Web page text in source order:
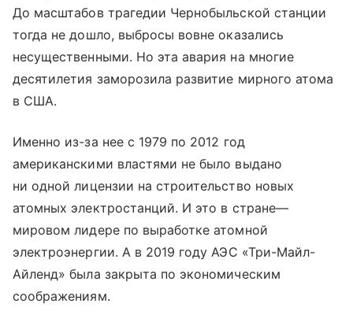
До масштабов трагедии Чернобыльской станции
тогда не дошло, выбросы вовне оказались
несущественными. Но эта авария на многие
десятилетия заморозила развитие мирного атома
в США.
Именно из-за нее с 1979 по 2012 год
американскими властями не было выдано
ни одной лицензии на строительство новых
атомных электростанций. И это в стране—
мировом лидере по выработке атомной
электроэнергии. А в 2019 году АЭС «Три-Майл-
Айленд» была закрыта по экономическим
соображениям.